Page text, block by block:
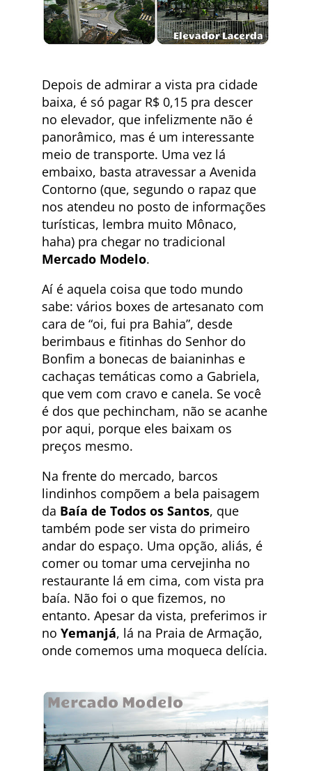
Depois de admirar a vista pra cidade
baixa, é só pagar R$ 0,15 pra descer
no elevador, que infelizmente não é
panorâmico, mas é um interessante
meio de transporte. Uma vez lá
embaixo, basta atravessar a Avenida
Contorno (que, segundo o rapaz que
nos atendeu no posto de informações
turísticas, lembra muito Mônaco,
haha) pra chegar no tradicional
Mercado Modelo.
Aí é aquela coisa que todo mundo
sabe: vários boxes de artesanato com
cara de “oi, fui pra Bahia”, desde
berimbaus e fitinhas do Senhor do
Bonfim a bonecas de baianinhas e
cachaças temáticas como a Gabriela,
que vem com cravo e canela. Se você
é dos que pechincham, não se acanhe
por aqui, porque eles baixam os
preços mesmo.
Na frente do mercado, barcos
lindinhos compõem a bela paisagem
da Baía de Todos os Santos, que
também pode ser vista do primeiro
andar do espaço. Uma opção, aliás, é
comer ou tomar uma cervejinha no
restaurante lá em cima, com vista pra
baía. Não foi o que fizemos, no
entanto. Apesar da vista, preferimos ir
no Yemanjá, lá na Praia de Armação,
onde comemos uma moqueca delícia.